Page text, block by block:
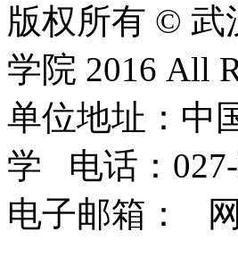
版权所有 © 武
学院 2016 All
单位地址：中
学 电话：
电子邮箱：